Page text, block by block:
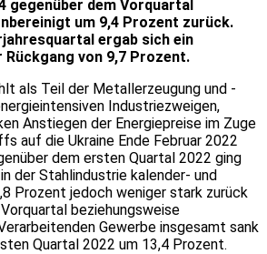
gegenüber dem Vorquartal
um 9,4 Prozent zurück.
ergab sich ein
von 9,7 Prozent.
als Teil der Metallerzeugung und -
Industriezweigen,
Anstiegen der Energiepreise im Zuge
auf die Ukraine Ende Februar 2022
dem ersten Quartal 2022 ging
der Stahlindustrie kalender- und
Prozent jedoch weniger stark zurück
beziehungsweise
Gewerbe insgesamt sank
Quartal 2022 um 13,4 Prozent.